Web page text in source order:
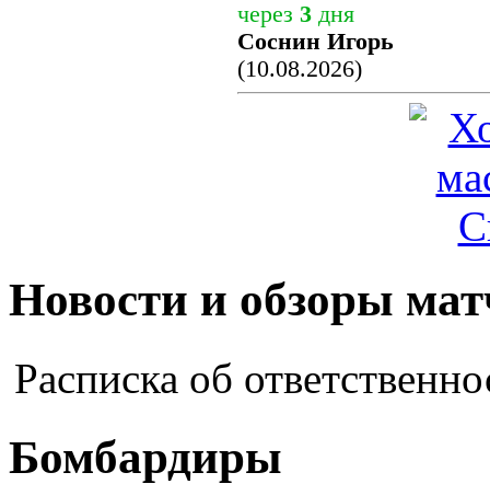
через 3 дня
Соснин Игорь
(10.08.2026)
Новости и обзоры
Расписка об
Бомбардиры